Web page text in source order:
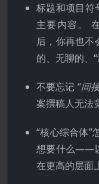
标题和项目
主要内容。
后，你再也不
的、无聊的、“
不要忘记 “间
案撰稿人无法
“核心综合体”
想要什么——
在更高的层面